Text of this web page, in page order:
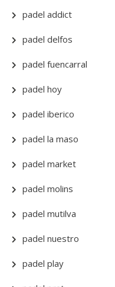
padel addict
padel delfos
padel fuencarral
padel hoy
padel iberico
padel la maso
padel market
padel molins
padel mutilva
padel nuestro
padel play